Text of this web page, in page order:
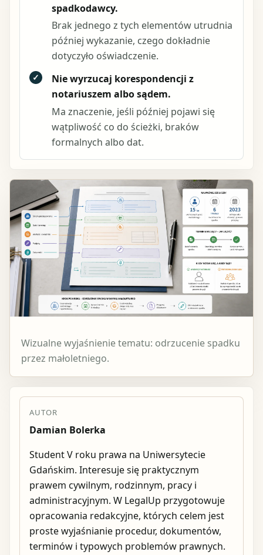
spadkodawcy.
Brak jednego z tych elementów utrudnia
później wykazanie, czego dokładnie
dotyczyło oświadczenie.
✓
Nie wyrzucaj korespondencji z
notariuszem albo sądem.
Ma znaczenie, jeśli później pojawi się
wątpliwość co do ścieżki, braków
formalnych albo dat.
Wizualne wyjaśnienie tematu: odrzucenie spadku
przez małoletniego.
AUTOR
Damian Bolerka
Student V roku prawa na Uniwersytecie
Gdańskim. Interesuje się praktycznym
prawem cywilnym, rodzinnym, pracy i
administracyjnym. W LegalUp przygotowuje
opracowania redakcyjne, których celem jest
proste wyjaśnianie procedur, dokumentów,
terminów i typowych problemów prawnych.